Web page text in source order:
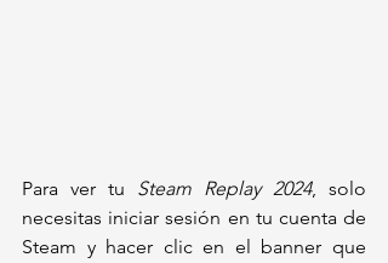
Para ver tu Steam Replay 2024, solo
necesitas iniciar sesión en tu cuenta de
Steam y hacer clic en el banner que